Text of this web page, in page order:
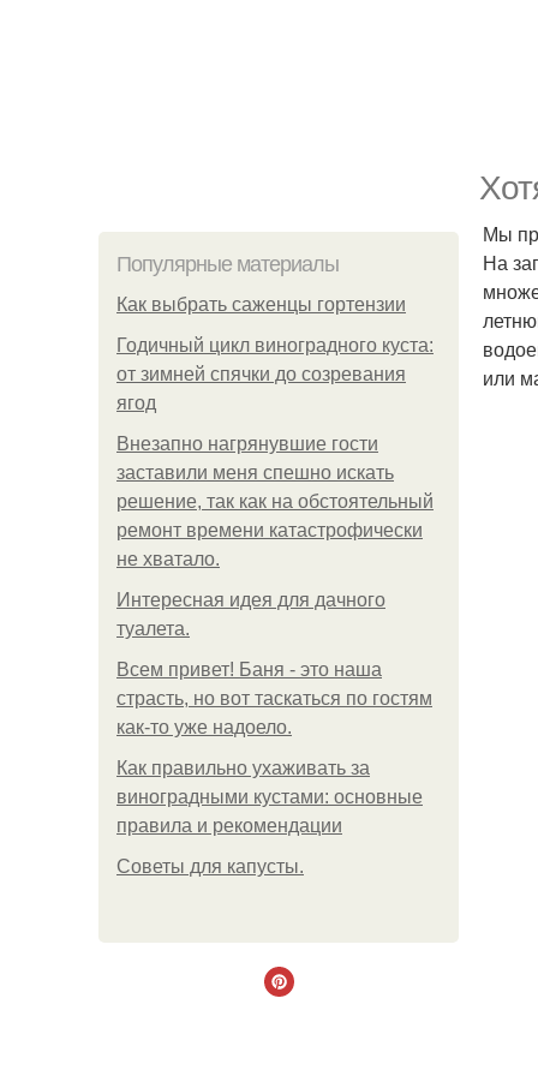
Популярные материалы
Как выбрать саженцы гортензии
Годичный цикл виноградного куста:
от зимней спячки до созревания
ягод
Внезапно нагрянувшие гости
заставили меня спешно искать
решение, так как на обстоятельный
ремонт времени катастрофически
не хватало.
Интересная идея для дачного
туалета.
Всем привет! Баня - это наша
страсть, но вот таскаться по гостям
как-то уже надоело.
Как правильно ухаживать за
виноградными кустами: основные
правила и рекомендации
Советы для капусты.
Мы
На
или